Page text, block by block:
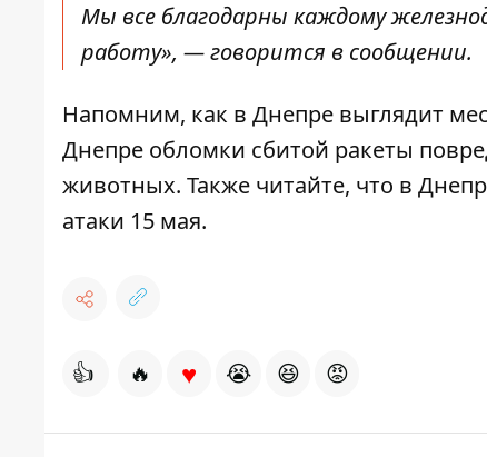
Мы все благодарны каждому
работу», — говорится в сообщении.
Напомним, как в Днепре выглядит
Днепре обломки сбитой ракеты
животных. Также читайте, что в
атаки 15 мая.
👍 🔥 ♥ 😭 😆 😡